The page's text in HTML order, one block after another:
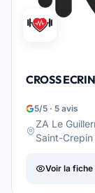
CROSS
5/5 · 5 avis
ZA Le
Saint-Crepin
Voir la fiche